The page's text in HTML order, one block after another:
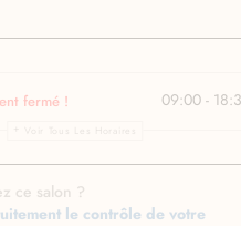
pour boucler
fermé ! 09:00 -
ce salon ?
le contrôle de votre